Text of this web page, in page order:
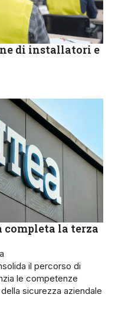
di installatori e
la terza
il percorso di
le competenze
sicurezza aziendale